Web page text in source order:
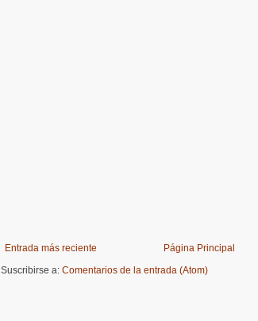
Entrada más reciente
Página Principal
Suscribirse a: Comentarios de la entrada (Atom)